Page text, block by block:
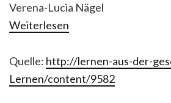
Verena-Lucia Nägel
Weiterlesen
Quelle: http://lernen-aus-der-
Lernen/content/9582